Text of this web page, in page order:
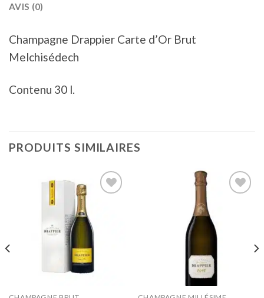
AVIS (0)
Champagne Drappier Carte d’Or Brut
Melchisédech
Contenu 30 l.
PRODUITS SIMILAIRES
Ajouter
à la liste
d’envies